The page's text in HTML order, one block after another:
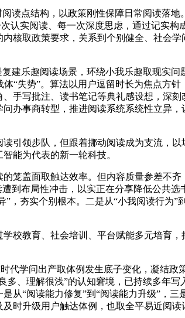
点结构，以政策刚性保障日常阅读落地
认实阅读、每一次深度思虑，通过记实构
核取政策要求，关系到个别健全、社会学
乐趣阅读场景，环绕小我乐趣取现实问
“失势”。算法以用户逗留时长为焦点方
手写批注、读书笔记等典礼感设想，深
办事商转型，推进阅读系统系统性立异，
领步队，但跟着挪动阅读成为支流，以
能为代表的新一轮科技。
盖面取触达效率。但内容质量参差不齐
到布局性冲击，以实正在分享降低公共选
，夯实个别根本。二是从“小我阅读行为”
教育、社会培训、平台赋能多元培育，
学问出产取体例发生底子变化，凝结政
、理解很浅”的认知窘境，已持续多年写
“阅读能力修复”到“阅读能力升级”，三
时升级用户触达体例，也取全平易近阅